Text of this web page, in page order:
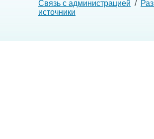
Связь с администрацией /
источники